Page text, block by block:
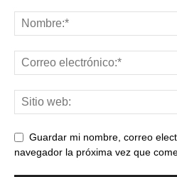
Guardar mi nombre, correo
navegador la próxima vez que